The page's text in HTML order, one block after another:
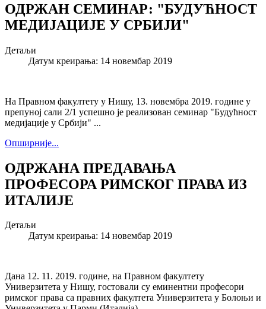
ОДРЖАН СЕМИНАР: "БУДУЋНОСТ
МЕДИЈАЦИЈЕ У СРБИЈИ"
Детаљи
Датум креирања: 14 новембар 2019
На Правном факултету у Нишу, 13. новембра 2019. године у
препуној сали 2/1 успешно је реализован семинар "Будућност
медијације у Србији" ...
Опширније...
ОДРЖАНА ПРЕДАВАЊА
ПРОФЕСОРА РИМСКОГ ПРАВА ИЗ
ИТАЛИЈЕ
Детаљи
Датум креирања: 14 новембар 2019
Дана 12. 11. 2019. године, на Правном факултету
Универзитета у Нишу, гостовали су еминентни професори
римског права са правних факултета Универзитета у Болоњи и